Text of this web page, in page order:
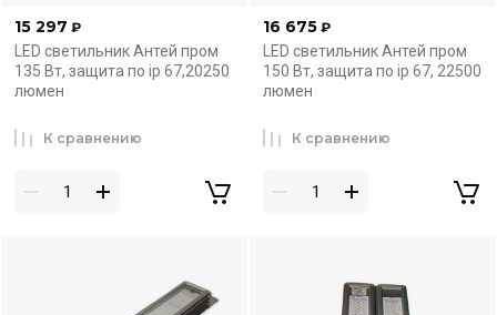
15 297 ₽
LED светильник Антей пром
135 Вт, защита по ip 67,20250
люмен
К сравнению
16 675 ₽
LED светильник Антей пром
150 Вт, защита по ip 67, 22500
люмен
К сравнению